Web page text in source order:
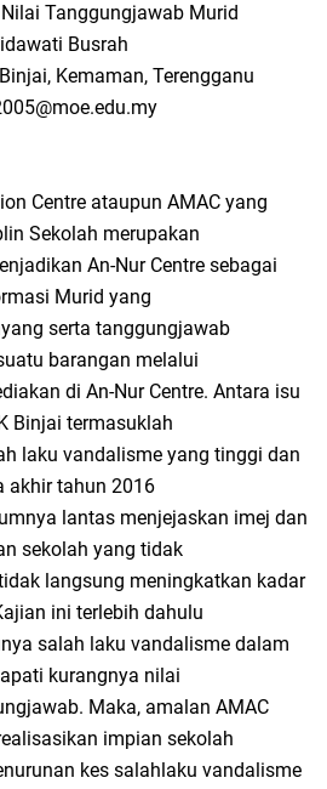
Tanggungjawab Murid
Busrah
Kemaman, Terengganu
Centre ataupun AMAC yang
Sekolah merupakan
An-Nur Centre sebagai
Murid yang
serta tanggungjawab
barangan melalui
di An-Nur Centre. Antara isu
Binjai termasuklah
laku vandalisme yang tinggi dan
akhir tahun 2016
lantas menjejaskan imej dan
sekolah yang tidak
langsung meningkatkan kadar
ini terlebih dahulu
salah laku vandalisme dalam
kurangnya nilai
Maka, amalan AMAC
impian sekolah
kes salahlaku vandalisme